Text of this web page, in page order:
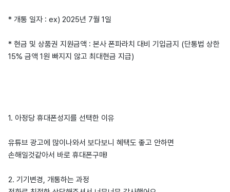
* 개통 일자 : ex) 2025년 7월 1일
* 현금 및 상품권 지원금액 : 본사 폰파라치 대비 기입금지 (단통법 상한
15% 금액 1원 빠지지 않고 최대현금 지급)
1. 아정당 휴대폰성지를 선택한 이유
유튜브 광고에 많이나와서 보다보니 혜택도 좋고 안하면
손해일것같아서 바로 휴대폰구매!
2. 기기변경, 개통하는 과정